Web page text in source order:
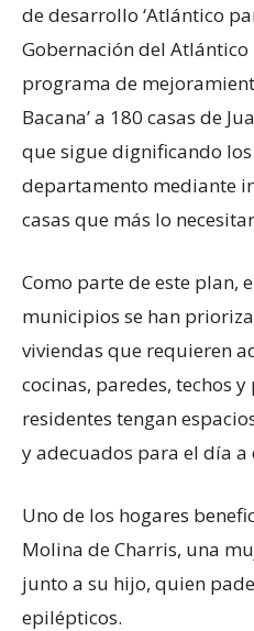
de desarrollo ‘Atlántico
Gobernación del
programa de
Bacana’ a 180 casas de
que sigue dignificando
departamento mediante
casas que más lo
Como parte de este plan,
municipios se han
viviendas que requieren
cocinas, paredes, techos
residentes tengan
y adecuados para el día a
Uno de los hogares
Molina de Charris, una
junto a su hijo, quien
epilépticos.